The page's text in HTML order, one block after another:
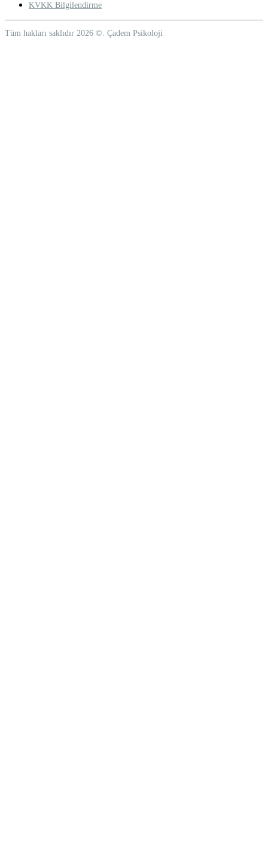
KVKK Bilgilendirme
Tüm hakları saklıdır 2026 ©. Çadem Psikoloji